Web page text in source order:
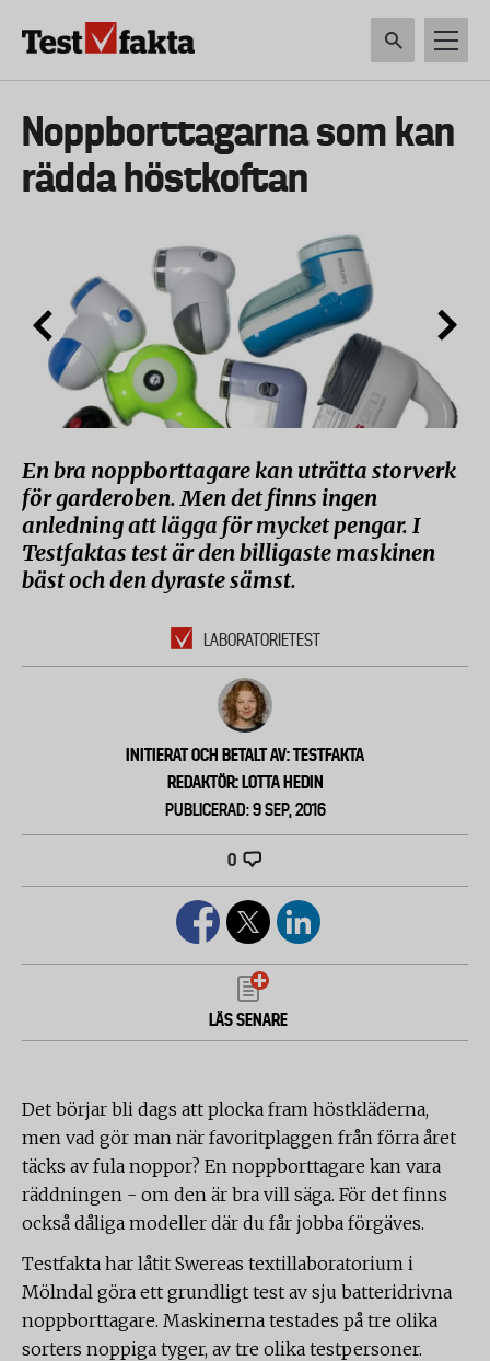
Huvudmeny
ny
Noppborttagarna som kan
rädda höstkoftan
En bra noppborttagare kan uträtta storverk
för garderoben. Men det finns ingen
anledning att lägga för mycket pengar. I
Testfaktas test är den billigaste maskinen
bäst och den dyraste sämst.
LABORATORIETEST
INITIERAT OCH BETALT AV: TESTFAKTA
REDAKTÖR: LOTTA HEDIN
PUBLICERAD: 9 SEP, 2016
0
LÄS SENARE
Det börjar bli dags att plocka fram höstkläderna,
men vad gör man när favoritplaggen från förra året
täcks av fula noppor? En noppborttagare kan vara
räddningen - om den är bra vill säga. För det finns
också dåliga modeller där du får jobba förgäves.
Testfakta har låtit Swereas textillaboratorium i
Mölndal göra ett grundligt test av sju batteridrivna
noppborttagare. Maskinerna testades på tre olika
sorters noppiga tyger, av tre olika testpersoner.